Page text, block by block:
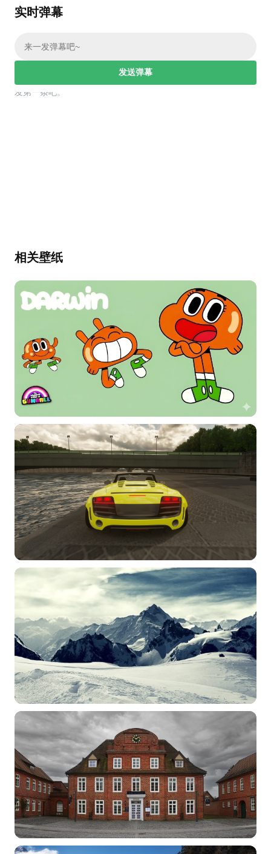
实时弹幕
发送弹幕
，发第一条吧。
相关壁纸
相关壁纸